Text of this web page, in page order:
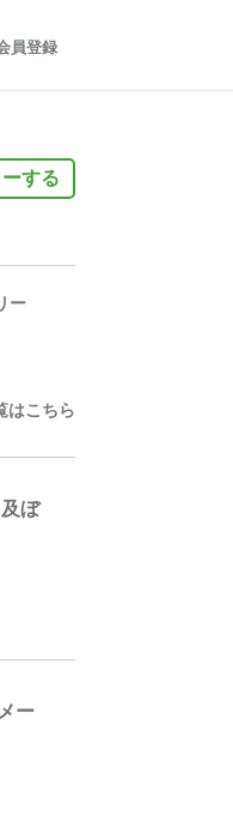
員登録
する
ー
はこちら
ぼ
ー